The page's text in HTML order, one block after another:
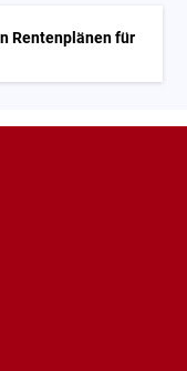
Rentenplänen für